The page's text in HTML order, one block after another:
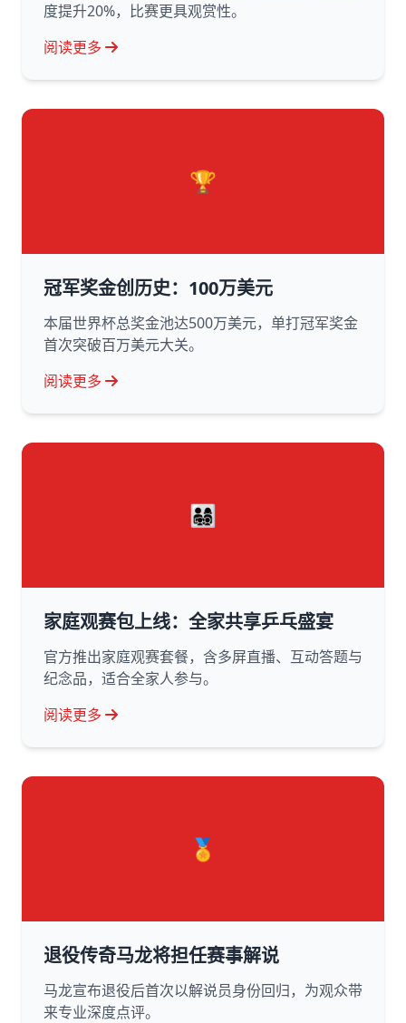
度提升20%，比赛更具观赏性。
阅读更多
🏆
冠军奖金创历史：100万美元
本届世界杯总奖金池达500万美元，单打冠军奖金
首次突破百万美元大关。
阅读更多
👨‍👩‍👧‍👦
家庭观赛包上线：全家共享乒乓盛宴
官方推出家庭观赛套餐，含多屏直播、互动答题与
纪念品，适合全家人参与。
阅读更多
🏅
退役传奇马龙将担任赛事解说
马龙宣布退役后首次以解说员身份回归，为观众带
来专业深度点评。